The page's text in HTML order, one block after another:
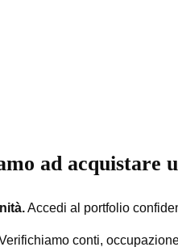
ad acquistare
Accedi al portfolio
conti,